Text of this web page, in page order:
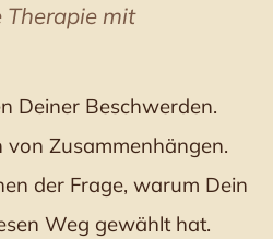
Therapie mit
Deiner Beschwerden.
von Zusammenhängen.
der Frage, warum Dein
Weg gewählt hat.